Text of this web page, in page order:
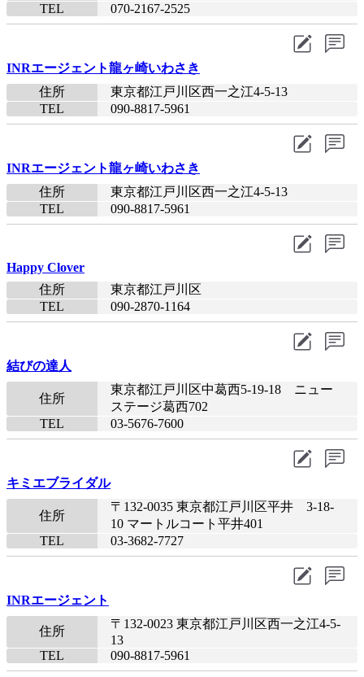
TEL
070-2167-2525​
INRエージェント龍ヶ崎いわさき
住所
東京都江戸川区西一之江4-5-13
TEL
090-8817-5961​
INRエージェント龍ヶ崎いわさき
住所
東京都江戸川区西一之江4-5-13
TEL
090-8817-5961​
Happy Clover
住所
東京都江戸川区
TEL
090-2870-1164​
結びの達人
住所
東京都江戸川区中葛西5-19-18 ニュー
ステージ葛西702
TEL
03-5676-7600​
キミエブライダル
住所
〒132-0035 東京都江戸川区平井 3-18-
10 マートルコート平井401
TEL
03-3682-7727
INRエージェント
住所
〒132-0023 東京都江戸川区西一之江4-5-
13
TEL
090-8817-5961